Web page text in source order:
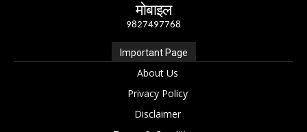
मोबाइल
9827497768
Important Page
About Us
Privacy Policy
Disclaimer